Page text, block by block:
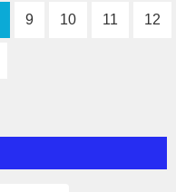
9 10 11 12